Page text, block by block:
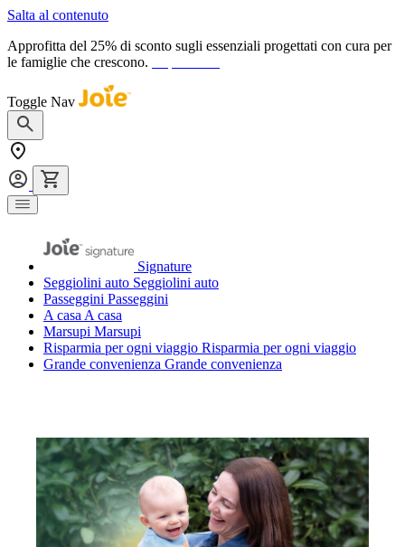
Salta al contenuto
Approfitta del 25% di sconto sugli essenziali progettati con cura per
le famiglie che crescono.
Toggle Nav
Signature
Seggiolini auto Seggiolini auto
Passeggini Passeggini
A casa A casa
Marsupi Marsupi
Risparmia per ogni viaggio Risparmia per ogni viaggio
Grande convenienza Grande convenienza